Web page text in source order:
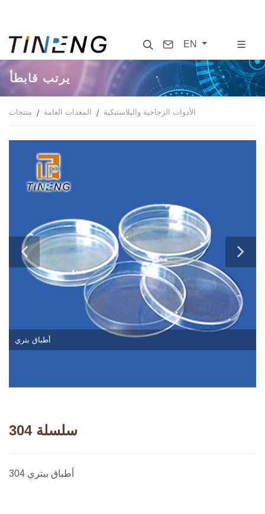
SearchContact
EN
أطباق بتري
منتجات المعدات العامة الأدوات الزجاجية والبلاستيكية
أطباق بتري
304 سلسلة
304 أطباق بيتري